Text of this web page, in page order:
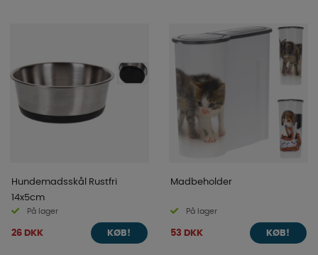
Hundemadsskål Rustfri
14x5cm
På lager
26 DKK KØB!
Madbeholder
På lager
53 DKK KØB!